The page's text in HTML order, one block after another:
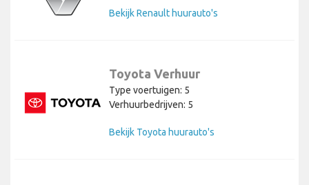
Bekijk Renault huurauto's
Toyota Verhuur
Type voertuigen: 5
Verhuurbedrijven: 5
Bekijk Toyota huurauto's